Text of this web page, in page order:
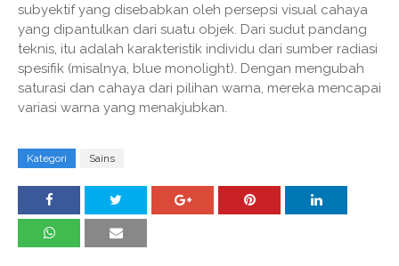
subyektif yang disebabkan oleh persepsi visual cahaya
yang dipantulkan dari suatu objek. Dari sudut pandang
teknis, itu adalah karakteristik individu dari sumber radiasi
spesifik (misalnya, blue monolight). Dengan mengubah
saturasi dan cahaya dari pilihan warna, mereka mencapai
variasi warna yang menakjubkan.
Kategori Sains